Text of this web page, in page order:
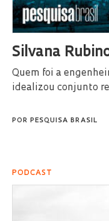
Silvana
Quem foi a
idealizou conjunto
POR PESQUISA BRASIL
PODCAST